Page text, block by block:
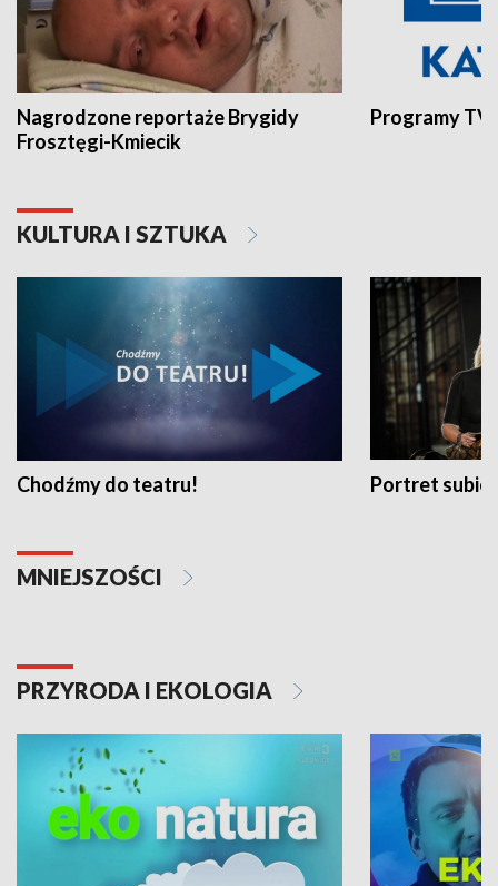
Nagrodzone reportaże Brygidy
Frosztęgi-Kmiecik
Programy
KULTURA I SZTUKA
Chodźmy do teatru! Portret
MNIEJSZOŚCI
PRZYRODA I EKOLOGIA